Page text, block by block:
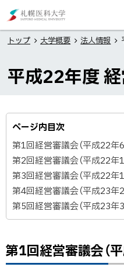
文
へ
ニ
医
大
トップ 大学概要 法人情報
平成22年度
ページ内目次
第1回経営審議会（平成22年
第2回経営審議会（平成22年
第3回経営審議会（平成22年
第4回経営審議会（平成23年
第5回経営審議会（平成23年
第1回経営審議会（